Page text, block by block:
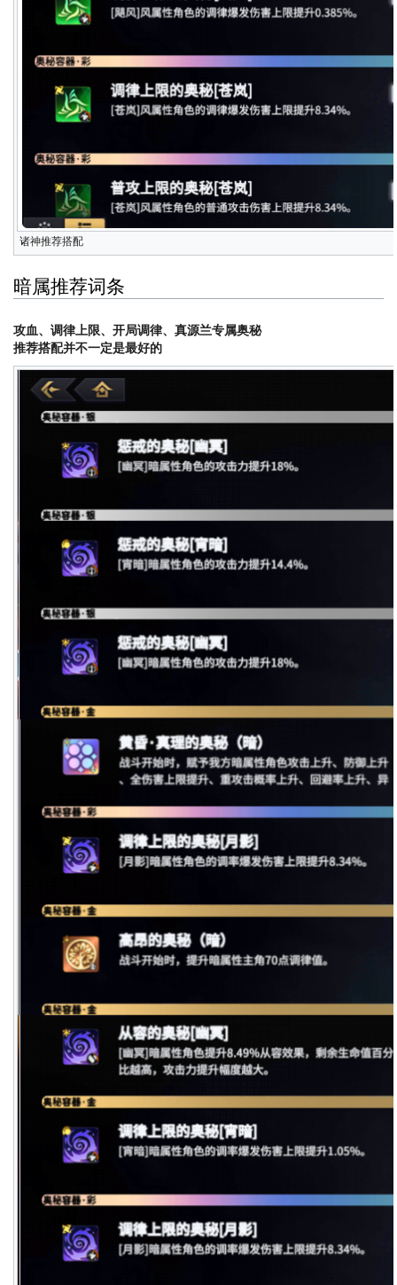
诸神推荐搭配
暗属推荐词条
攻血、调律上限、开局调律、真源兰专属奥秘
推荐搭配并不一定是最好的